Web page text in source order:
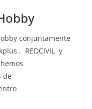
conjuntamente
, REDCIVIL y
de